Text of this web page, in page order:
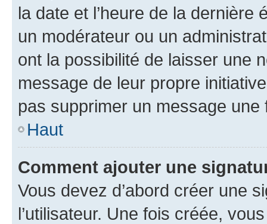
la date et l’heure de la dernière
un modérateur ou un
ont la possibilité de laisser une
message de leur propre
pas supprimer un message une
Haut
Comment ajouter une
Vous devez d’abord créer une
l’utilisateur. Une fois créée,